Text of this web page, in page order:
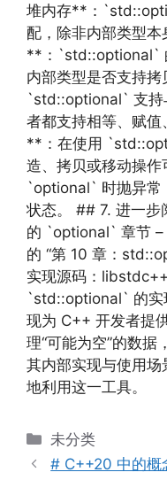
堆内存**：
配，除非内部类型
**：`std::optional`
内部类型是否支持
`std::optional` 支
者都支持相等、赋
**：在使用
造、拷贝或移动操
`optional` 时抛异
状态。 ## 7. 进一步
的 `optional` 章节
的 “第 10 章：
实现源码：
`std::optional` 的
现为 C++ 开发者提
理“可能为空”的数据
其内部实现与使用
地利用这一工具。
分
类
未分类
# C++20 中的概